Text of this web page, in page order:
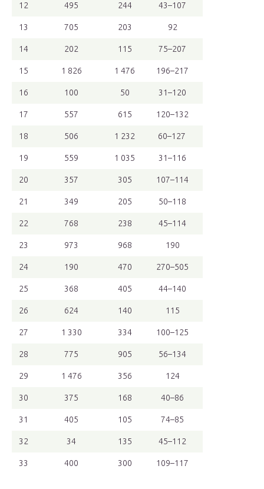
12 495 244 43–107
13 705 203 92
14 202 115 75–207
15 1 826 1 476 196–217
16 100 50 31–120
17 557 615 120–132
18 506 1 232 60–127
19 559 1 035 31–116
20 357 305 107–114
21 349 205 50–118
22 768 238 45–114
23 973 968 190
24 190 470 270–505
25 368 405 44–140
26 624 140 115
27 1 330 334 100–125
28 775 905 56–134
29 1 476 356 124
30 375 168 40–86
31 405 105 74–85
32 34 135 45–112
33 400 300 109–117